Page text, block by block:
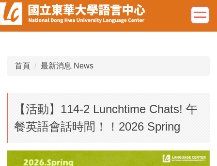
跳
到
主
首頁 最新消息 News
【活動】114-2 Lunchtime Chats! 午
餐英語會話時間！！2026 Spring